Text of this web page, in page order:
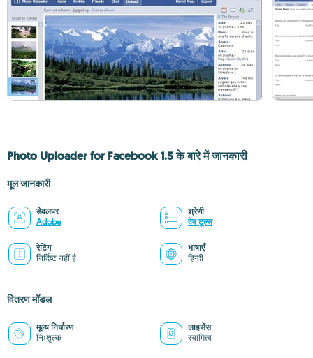
Photo Uploader for Facebook 1.5 के बारे में जानकारी
मूल जानकारी
डेवलपर
Adobe
श्रेणी
वेब टूल्स
रेटिंग
निर्दिष्ट नहीं है
भाषाएँ
हिन्दी
वितरण मॉडल
मूल्य निर्धारण
निःशुल्क
लाइसेंस
स्वामित्व